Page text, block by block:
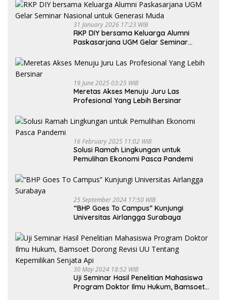
31 January 2026 17:23 WIB
RKP DIY bersama Keluarga Alumni
Paskasarjana UGM Gelar Seminar
19 June 2025 03:25 WIB
Meretas Akses Menuju Juru Las
Profesional Yang Lebih Bersinar
16 February 2025 11:02 WIB
Solusi Ramah Lingkungan untuk
Pemulihan Ekonomi Pasca Pandemi
25 September 2024 17:50 WIB
“BHP Goes To Campus” Kunjungi
Universitas Airlangga Surabaya
30 May 2024 18:52 WIB
Uji Seminar Hasil Penelitian Mahasiswa
Program Doktor Ilmu Hukum, Bamsoet